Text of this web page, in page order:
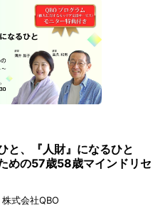
と、『人財』になるひと
めの57歳58歳マインドリセ
式会社QBO